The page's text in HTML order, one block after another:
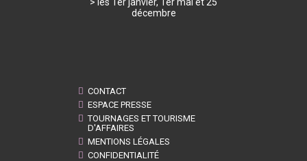
décembre
CONTACT
ESPACE PRESSE
TOURNAGES ET TOURISME
D'AFFAIRES
MENTIONS LÉGALES
CONFIDENTIALITÉ